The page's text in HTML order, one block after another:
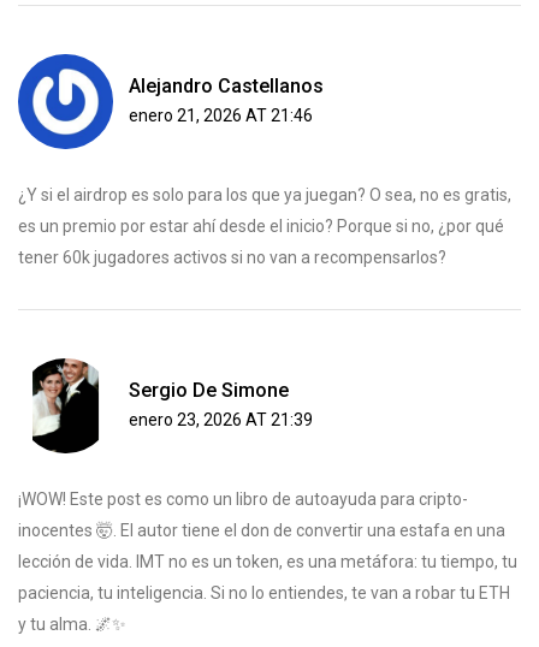
Alejandro Castellanos
enero 21, 2026 AT 21:46
¿Y si el airdrop es solo para los que ya juegan? O sea, no es gratis,
es un premio por estar ahí desde el inicio? Porque si no, ¿por qué
tener 60k jugadores activos si no van a recompensarlos?
Sergio De Simone
enero 23, 2026 AT 21:39
¡WOW! Este post es como un libro de autoayuda para cripto-
inocentes 🤯. El autor tiene el don de convertir una estafa en una
lección de vida. IMT no es un token, es una metáfora: tu tiempo, tu
paciencia, tu inteligencia. Si no lo entiendes, te van a robar tu ETH
y tu alma. 🌌✨